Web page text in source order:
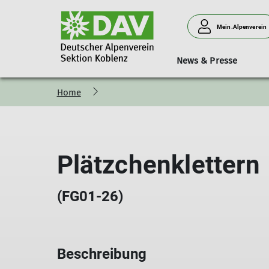
Mein.Alpenverein
News & Presse
Neues aus der Sektion
Geschäftsstelle Personen
Vorträge Kurse & Touren
Bergsteigen Donnerstagssport Familien
Hütten Verleih
Home
Plätzchenklettern
(FG01-26)
Beschreibung